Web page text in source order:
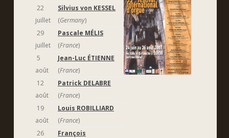
22
juillet
Silvius von KESSEL
(Germany)
29
juillet
Pascale MÉLIS
(France)
5
août
Jean-Luc ÉTIENNE
(France)
12
août
Patrick DELABRE
(France)
19
août
Louis ROBILLIARD
(France)
26
François